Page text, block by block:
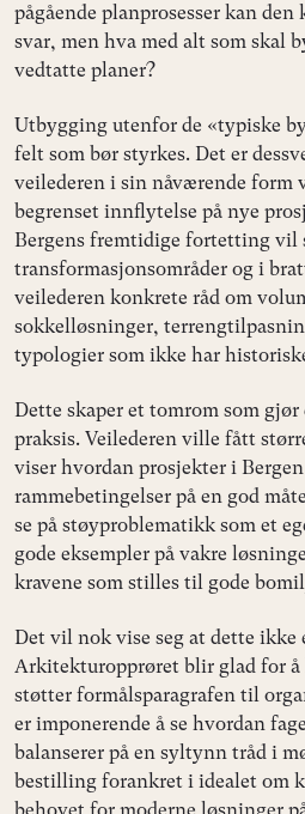
pågående planprosesser kan den
svar, men hva med alt som skal
vedtatte planer?
Utbygging utenfor de «typiske
felt som bør styrkes. Det er
veilederen i sin nåværende form
begrenset innflytelse på nye
Bergens fremtidige fortetting vil
transformasjonsområder og i
veilederen konkrete råd om
sokkelløsninger,
typologier som ikke har
Dette skaper et tomrom som
praksis. Veilederen ville fått
viser hvordan prosjekter i
rammebetingelser på en god
se på støyproblematikk som et
gode eksempler på vakre
kravene som stilles til gode
Det vil nok vise seg at dette ikke
Arkitekturopprøret blir glad for å
støtter formålsparagrafen til
er imponerende å se hvordan
balanserer på en syltynn tråd i
bestilling forankret i idealet om
behovet for moderne løsninger